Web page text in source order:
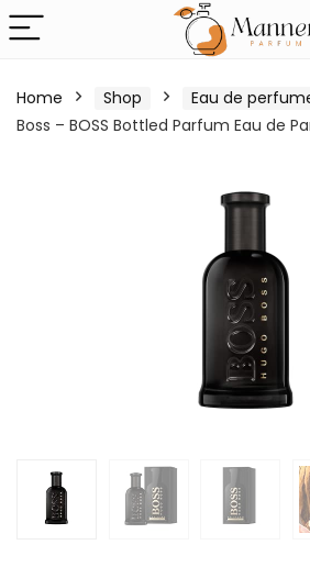
Home Shop Eau de
Boss – BOSS Bottled Parfum Eau de